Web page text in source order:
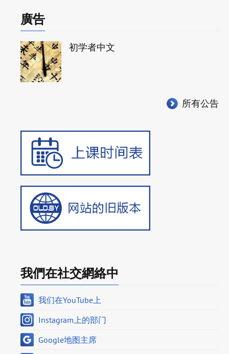
廣告
初学者中文
所有公告
我們在社交網絡中
我们在YouTube上
Instagram上的部门
Google地图主席